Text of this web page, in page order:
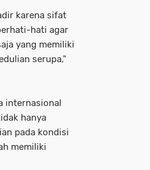
karena sifat
hati agar
yang memiliki
serupa,"
internasional
hanya
pada kondisi
memiliki